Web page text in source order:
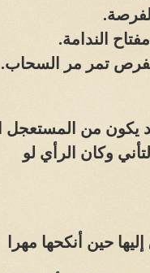
الندامة.
الفرص تمر مر السحاب.
من المستعجل
وكان الرأي لو
حين أنكحها مهرا